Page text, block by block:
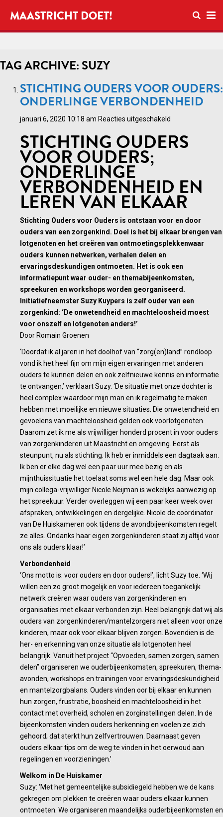
Open
MAASTRICHT DOET!
TAG ARCHIVE: SUZY
STICHTING OUDERS VOOR OUDERS:
ONDERLINGE VERBONDENHEID
januari 6, 2020 10:18 am Reacties uitgeschakeld
Ouders
verbondenheid
STICHTING OUDERS
VOOR OUDERS;
ONDERLINGE
VERBONDENHEID EN
LEREN VAN ELKAAR
Stichting Ouders voor Ouders is ontstaan voor en door
ouders van een zorgenkind. Doel is het bij elkaar brengen van
lotgenoten en het creëren van ontmoetingsplekkenwaar
ouders kunnen netwerken, verhalen delen en
ervaringsdeskundigen ontmoeten. Het is ook een
informatiepunt waar ouder- en themabijeenkomsten,
spreekuren en workshops worden georganiseerd.
Initiatiefneemster Suzy Kuypers is zelf ouder van een
zorgenkind: ‘De onwetendheid en machteloosheid moest
voor onszelf en lotgenoten anders!’
Door Romain Groenen
‘Doordat ik al jaren in het doolhof van “zorg(en)land” rondloop
vond ik het heel fijn om mijn eigen ervaringen met anderen
ouders te kunnen delen en ook zelfnieuwe kennis en informatie
te ontvangen,’ verklaart Suzy. ‘De situatie met onze dochter is
heel complex waardoor mijn man en ik regelmatig te maken
hebben met moeilijke en nieuwe situaties. Die onwetendheid en
gevoelens van machteloosheid gelden ook voorlotgenoten.
Daarom zet ik me als vrijwilliger honderd procent in voor ouders
van zorgenkinderen uit Maastricht en omgeving. Eerst als
steunpunt, nu als stichting. Ik heb er inmiddels een dagtaak aan.
Ik ben er elke dag wel een paar uur mee bezig en als
mijnthuissituatie het toelaat soms wel een hele dag. Maar ook
mijn collega-vrijwilliger Nicole Neijman is wekelijks aanwezig op
het spreekuur. Verder overleggen wij een paar keer week over
afspraken, ontwikkelingen en dergelijke. Nicole de coördinator
van De Huiskameren ook tijdens de avondbijeenkomsten regelt
ze alles. Ondanks haar eigen zorgenkinderen staat zij altijd voor
ons als ouders klaar!’
Verbondenheid
‘Ons motto is: voor ouders en door ouders!’, licht Suzy toe. ‘Wij
willen een zo groot mogelijk en voor iedereen toegankelijk
netwerk creëren waar ouders van zorgenkinderen en
organisaties met elkaar verbonden zijn. Heel belangrijk dat wij als
ouders van zorgenkinderen/mantelzorgers niet alleen voor onze
kinderen, maar ook voor elkaar blijven zorgen. Bovendien is de
her- en erkenning van onze situatie als lotgenoten heel
belangrijk. Vanuit het project “Opvoeden, samen zorgen, samen
delen” organiseren we ouderbijeenkomsten, spreekuren, thema-
avonden, workshops en trainingen voor ervaringsdeskundigheid
en mantelzorgbalans. Ouders vinden oor bij elkaar en kunnen
hun zorgen, frustratie, boosheid en machteloosheid in het
contact met overheid, scholen en zorginstellingen delen. In de
bijeenkomsten vinden ouders herkenning en voelen ze zich
gehoord; dat sterkt hun zelfvertrouwen. Daarnaast geven
ouders elkaar tips om de weg te vinden in het oerwoud aan
regelingen en voorzieningen.’
Welkom in De Huiskamer
Suzy: ‘Met het gemeentelijke subsidiegeld hebben we de kans
gekregen om plekken te creëren waar ouders elkaar kunnen
ontmoeten. We organiseren maandelijks ouderbijeenkomsten en